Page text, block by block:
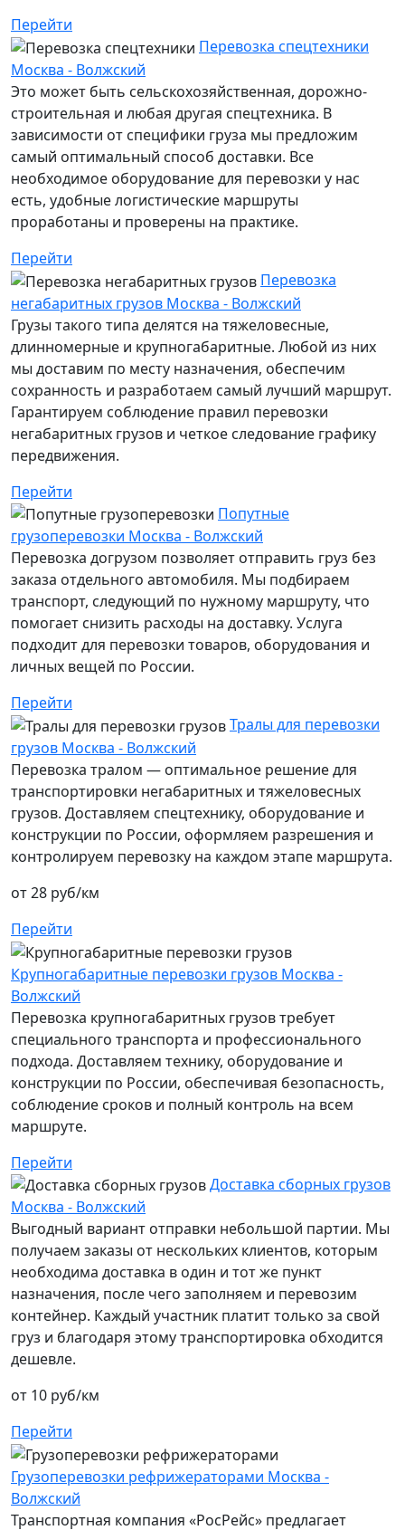
Перейти
Перевозка спецтехники
Москва - Волжский
Это может быть сельскохозяйственная, дорожно-
строительная и любая другая спецтехника. В
зависимости от специфики груза мы предложим
самый оптимальный способ доставки. Все
необходимое оборудование для перевозки у нас
есть, удобные логистические маршруты
проработаны и проверены на практике.
Перейти
Перевозка
негабаритных грузов Москва - Волжский
Грузы такого типа делятся на тяжеловесные,
длинномерные и крупногабаритные. Любой из них
мы доставим по месту назначения, обеспечим
сохранность и разработаем самый лучший маршрут.
Гарантируем соблюдение правил перевозки
негабаритных грузов и четкое следование графику
передвижения.
Перейти
Попутные
грузоперевозки Москва - Волжский
Перевозка догрузом позволяет отправить груз без
заказа отдельного автомобиля. Мы подбираем
транспорт, следующий по нужному маршруту, что
помогает снизить расходы на доставку. Услуга
подходит для перевозки товаров, оборудования и
личных вещей по России.
Перейти
Тралы для перевозки
грузов Москва - Волжский
Перевозка тралом — оптимальное решение для
транспортировки негабаритных и тяжеловесных
грузов. Доставляем спецтехнику, оборудование и
конструкции по России, оформляем разрешения и
контролируем перевозку на каждом этапе маршрута.
от 28 руб/км
Перейти
Крупногабаритные перевозки грузов Москва -
Волжский
Перевозка крупногабаритных грузов требует
специального транспорта и профессионального
подхода. Доставляем технику, оборудование и
конструкции по России, обеспечивая безопасность,
соблюдение сроков и полный контроль на всем
маршруте.
Перейти
Доставка сборных грузов
Москва - Волжский
Выгодный вариант отправки небольшой партии. Мы
получаем заказы от нескольких клиентов, которым
необходима доставка в один и тот же пункт
назначения, после чего заполняем и перевозим
контейнер. Каждый участник платит только за свой
груз и благодаря этому транспортировка обходится
дешевле.
от 10 руб/км
Перейти
Грузоперевозки рефрижераторами Москва -
Волжский
Транспортная компания «РосРейс» предлагает